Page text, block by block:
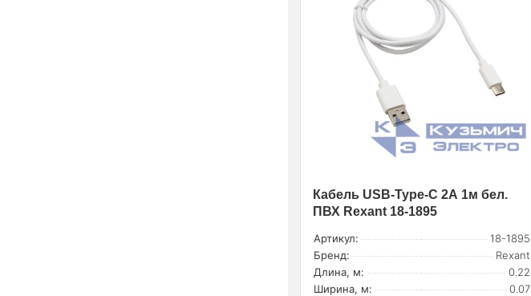
Кабель USB-Type-C 2А 1м бел.
ПВХ Rexant 18-1895
Артикул:
18-1895
Бренд:
Rexant
Длина, м:
0.22
Ширина, м:
0.07